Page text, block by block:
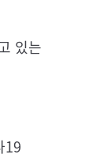
있는
19